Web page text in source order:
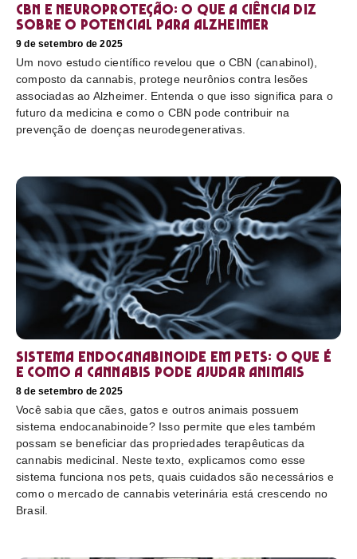
CBN e neuroproteção: o que a ciência diz
sobre o potencial para Alzheimer
9 de setembro de 2025
Um novo estudo científico revelou que o CBN (canabinol),
composto da cannabis, protege neurônios contra lesões
associadas ao Alzheimer. Entenda o que isso significa para o
futuro da medicina e como o CBN pode contribuir na
prevenção de doenças neurodegenerativas.
Sistema endocanabinoide em pets: o que é
e como a cannabis pode ajudar animais
8 de setembro de 2025
Você sabia que cães, gatos e outros animais possuem
sistema endocanabinoide? Isso permite que eles também
possam se beneficiar das propriedades terapêuticas da
cannabis medicinal. Neste texto, explicamos como esse
sistema funciona nos pets, quais cuidados são necessários e
como o mercado de cannabis veterinária está crescendo no
Brasil.